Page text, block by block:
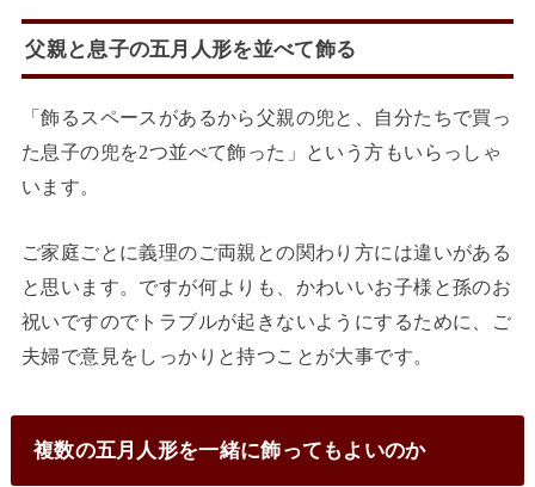
父親と息子の五月人形を並べて飾る
「飾るスペースがあるから父親の兜と、自分たちで買っ
た息子の兜を2つ並べて飾った」という方もいらっしゃ
います。
ご家庭ごとに義理のご両親との関わり方には違いがある
と思います。ですが何よりも、かわいいお子様と孫のお
祝いですのでトラブルが起きないようにするために、ご
夫婦で意見をしっかりと持つことが大事です。
複数の五月人形を一緒に飾ってもよいのか